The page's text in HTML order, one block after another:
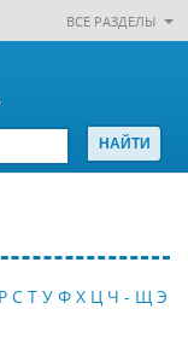
ВСЕ РАЗДЕЛЫ
Р С Т У Ф Х Ц Ч - Щ Э